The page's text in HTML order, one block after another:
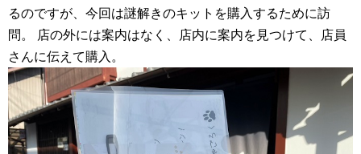
るのですが、今回は謎解きのキットを購入するために訪
問。 店の外には案内はなく、店内に案内を見つけて、店員
さんに伝えて購入。